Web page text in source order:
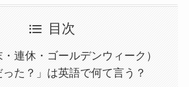
目次
・連休・ゴールデンウィーク）
った？」は英語で何て言う？